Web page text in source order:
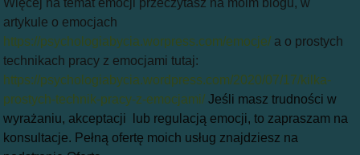
Więcej na temat emocji przeczytasz na moim blogu, w
artykule o emocjach
https://psychologiabycia.worpress.com/emocje/ a o prostych
technikach pracy z emocjami tutaj:
https://psychologiabycia.wordpress.com/2020/07/17/kilka-
prostych-technik-pracy-z-emocjami/ Jeśli masz trudności w
wyrażaniu, akceptacji lub regulacją emocji, to zapraszam na
konsultacje. Pełną ofertę moich usług znajdziesz na